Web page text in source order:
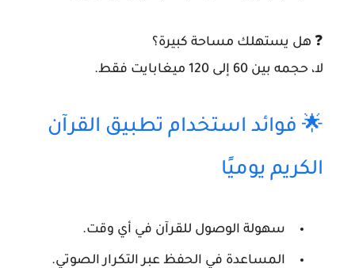
❓ هل يستهلك مساحة كبيرة؟
لا، حجمه بين 60 إلى 120 ميغابايت فقط.
🌟 فوائد استخدام تطبيق القرآن
الكريم يوميًا
سهولة الوصول للقرآن في أي وقت.
المساعدة في الحفظ عبر التكرار الصوتي.